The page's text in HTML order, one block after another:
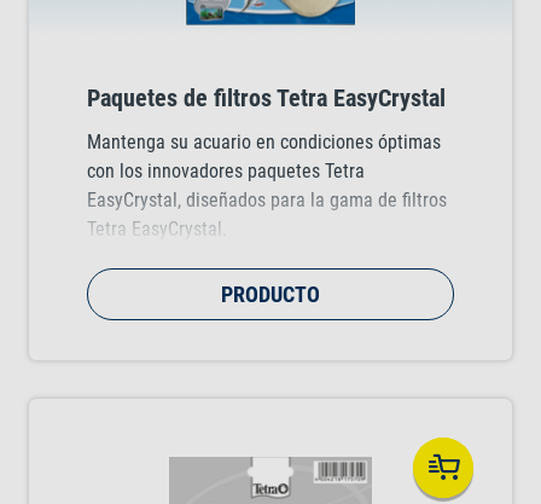
Paquetes de filtros Tetra EasyCrystal
Mantenga su acuario en condiciones óptimas
con los innovadores paquetes Tetra
EasyCrystal, diseñados para la gama de filtros
Tetra EasyCrystal.
PRODUCTO